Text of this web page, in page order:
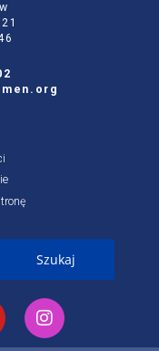
Instagram